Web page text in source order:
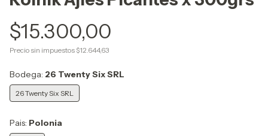
$15.300,00
Precio sin impuestos $12.644,63
Bodega: 26 Twenty Six SRL
26 Twenty Six SRL
Pais: Polonia